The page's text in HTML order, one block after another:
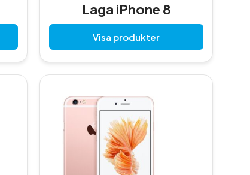
Laga iPhone 8
Visa produkter